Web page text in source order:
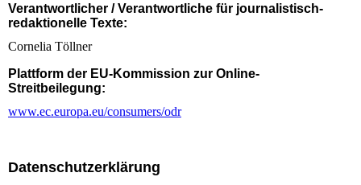
Verantwortlicher / Verantwortliche für journalistisch-
redaktionelle Texte:
Cornelia Töllner
Plattform der EU-Kommission zur Online-
Streitbeilegung:
www.ec.europa.eu/consumers/odr
Datenschutz­erklärung